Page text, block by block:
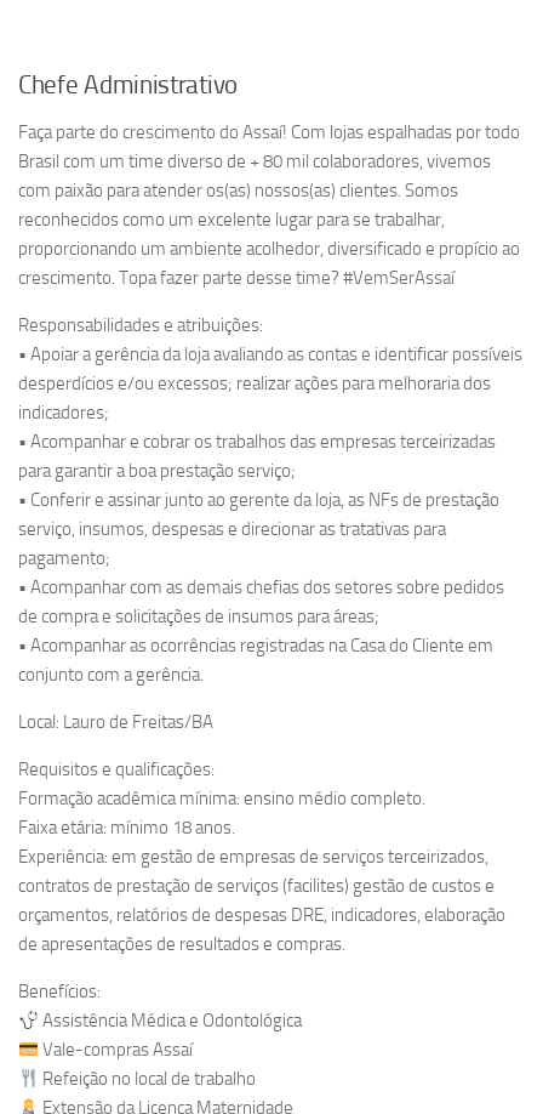
Chefe Administrativo
Faça parte do crescimento do Assaí! Com lojas espalhadas por todo
Brasil com um time diverso de + 80 mil colaboradores, vivemos
com paixão para atender os(as) nossos(as) clientes. Somos
reconhecidos como um excelente lugar para se trabalhar,
proporcionando um ambiente acolhedor, diversificado e propício ao
crescimento. Topa fazer parte desse time? #VemSerAssaí
Responsabilidades e atribuições:
• Apoiar a gerência da loja avaliando as contas e identificar possíveis
desperdícios e/ou excessos; realizar ações para melhoraria dos
indicadores;
• Acompanhar e cobrar os trabalhos das empresas terceirizadas
para garantir a boa prestação serviço;
• Conferir e assinar junto ao gerente da loja, as NFs de prestação
serviço, insumos, despesas e direcionar as tratativas para
pagamento;
• Acompanhar com as demais chefias dos setores sobre pedidos
de compra e solicitações de insumos para áreas;
• Acompanhar as ocorrências registradas na Casa do Cliente em
conjunto com a gerência.
Local: Lauro de Freitas/BA
Requisitos e qualificações:
Formação acadêmica mínima: ensino médio completo.
Faixa etária: mínimo 18 anos.
Experiência: em gestão de empresas de serviços terceirizados,
contratos de prestação de serviços (facilites) gestão de custos e
orçamentos, relatórios de despesas DRE, indicadores, elaboração
de apresentações de resultados e compras.
Benefícios:
Assistência Médica e Odontológica
Vale-compras Assaí
Refeição no local de trabalho
Extensão da Licença Maternidade